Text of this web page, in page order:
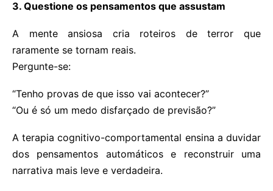
3. Questione os pensamentos que assustam
A mente ansiosa cria roteiros de terror que
raramente se tornam reais.
Pergunte-se:
“Tenho provas de que isso vai acontecer?”
“Ou é só um medo disfarçado de previsão?”
A terapia cognitivo-comportamental ensina a duvidar
dos pensamentos automáticos e reconstruir uma
narrativa mais leve e verdadeira.